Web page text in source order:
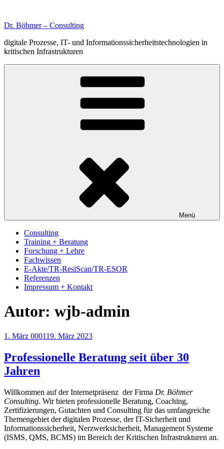
springen
Dr. Böhmer – Consulting
digitale Prozesse, IT- und Informationssicherheitstechnologien in
kritischen Infrastrukturen
Menü
Consulting
Training + Beratung
Forschung + Lehre
Fachwissen
E-Akte/TR-ResiScan/TR-ESOR
Referenzen
Impressum + Kontakt
Autor: wjb-admin
Veröffentlicht
1. März 000119. März 2023
Professionelle Beratung seit über 30
Jahren
Willkommen auf der Internetpräsenz der Firma Dr. Böhmer
Consulting. Wir bieten professionelle Beratung, Coaching,
Zertifizierungen, Gutachten und Consulting für das umfangreiche
Themengebiet der digitalen Prozesse, der IT-Sicherheit und
Informationssicherheit, Nerzwerksicherheit, Management Systeme
(ISMS, QMS, BCMS) im Bereich der Kritischen Infrastrukturen an.